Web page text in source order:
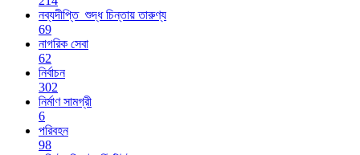
নব্যদীপ্তি_শুদ্ধ চিন্তায় তারুণ্য
69
নাগরিক সেবা
62
নির্বাচন
302
নির্মাণ সামগ্রী
6
পরিবহন
98